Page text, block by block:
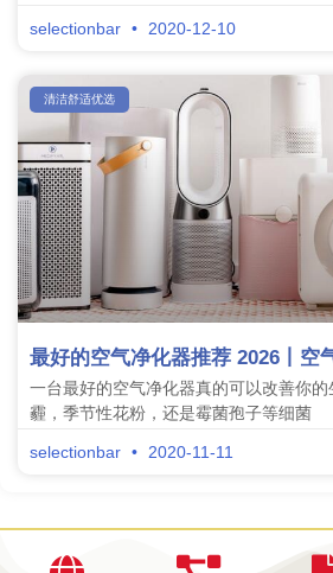
selectionbar 2020-12-10
清洁舒适优选
最好的空气净化器推荐 2026丨空
一台最好的空气净化器真的可以改善你
霾，季节性花粉，还是霉菌孢子等细菌
selectionbar 2020-11-11